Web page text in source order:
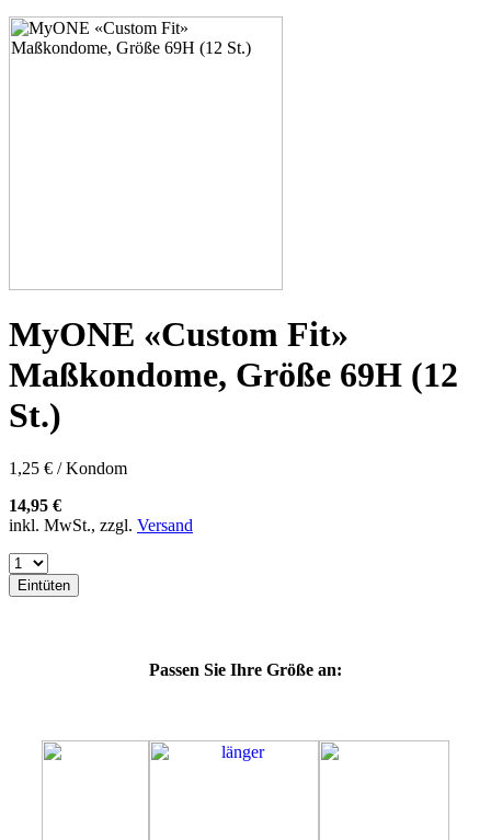
51H
53C
57F
57G
57H
57K
60E
60F
60H
60J
60K
60L
64G
64K
MyONE «Custom Fit»
Maßkondome, Größe 69H (12
St.)
1,25 € / Kondom
14,95 €
inkl. MwSt., zzgl. Versand
Eintüten
Passen Sie Ihre Größe an: